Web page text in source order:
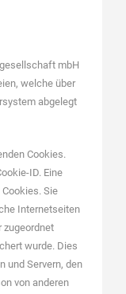
mbH
welche über
abgelegt
Cookies.
ID. Eine
Sie
Internetseiten
zugeordnet
wurde. Dies
und Servern, den
von anderen